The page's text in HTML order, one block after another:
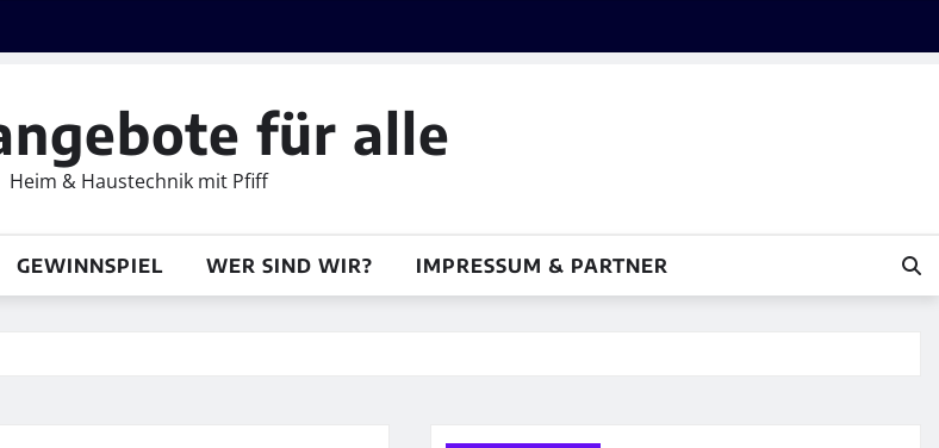
für alle
Heim & Haustechnik mit Pfiff
GEWINNSPIEL WER SIND WIR? IMPRESSUM & PARTNER